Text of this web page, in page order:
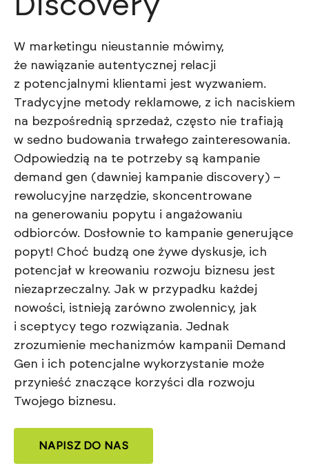
W marketingu nieustannie mówimy,
że nawiązanie autentycznej relacji
z potencjalnymi klientami jest wyzwaniem.
Tradycyjne metody reklamowe, z ich naciskiem
na bezpośrednią sprzedaż, często nie trafiają
w sedno budowania trwałego zainteresowania.
Odpowiedzią na te potrzeby są kampanie
demand gen (dawniej kampanie discovery) –
rewolucyjne narzędzie, skoncentrowane
na generowaniu popytu i angażowaniu
odbiorców. Dosłownie to kampanie generujące
popyt! Choć budzą one żywe dyskusje, ich
potencjał w kreowaniu rozwoju biznesu jest
niezaprzeczalny. Jak w przypadku każdej
nowości, istnieją zarówno zwolennicy, jak
i sceptycy tego rozwiązania. Jednak
zrozumienie mechanizmów kampanii Demand
Gen i ich potencjalne wykorzystanie może
przynieść znaczące korzyści dla rozwoju
Twojego biznesu.
NAPISZ DO NAS